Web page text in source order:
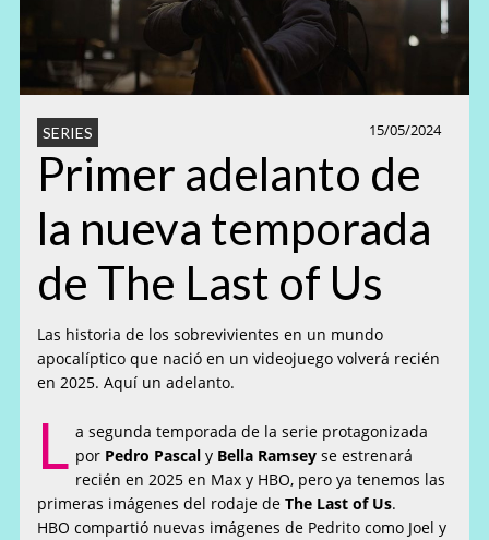
15/05/2024
SERIES
Primer adelanto de
la nueva temporada
de The Last of Us
Las historia de los sobrevivientes en un mundo
apocalíptico que nació en un videojuego volverá recién
en 2025. Aquí un adelanto.
L a segunda temporada de la serie protagonizada
por Pedro Pascal y Bella Ramsey se estrenará
recién en 2025 en Max y HBO, pero ya tenemos las
primeras imágenes del rodaje deThe Last of Us.
HBO compartió nuevas imágenes de Pedrito como Joel y